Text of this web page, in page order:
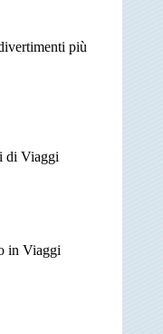
più
di Viaggi
in Viaggi